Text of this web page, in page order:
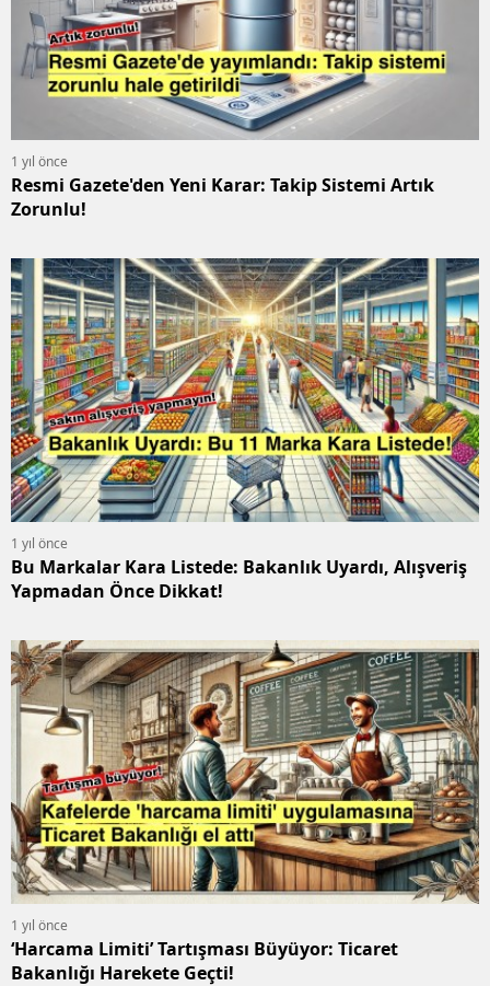
1 yıl önce
Resmi Gazete'den Yeni Karar: Takip Sistemi Artık
Zorunlu!
1 yıl önce
Bu Markalar Kara Listede: Bakanlık Uyardı, Alışveriş
Yapmadan Önce Dikkat!
1 yıl önce
‘Harcama Limiti’ Tartışması Büyüyor: Ticaret
Bakanlığı Harekete Geçti!